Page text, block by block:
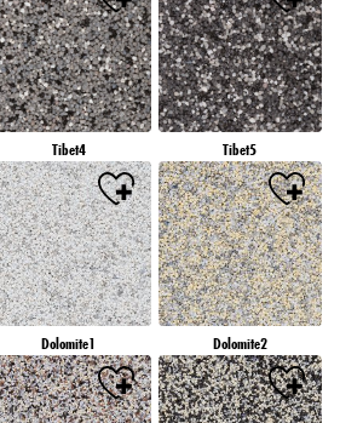
Tibet4 Tibet5
Dolomite1 Dolomite2